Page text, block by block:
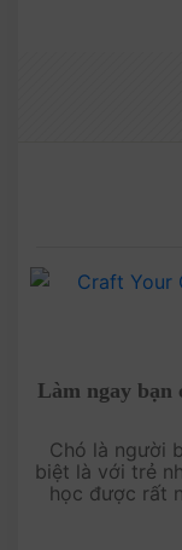
Làm ngay bạn
Chó là người
biệt là với trẻ
học được rất